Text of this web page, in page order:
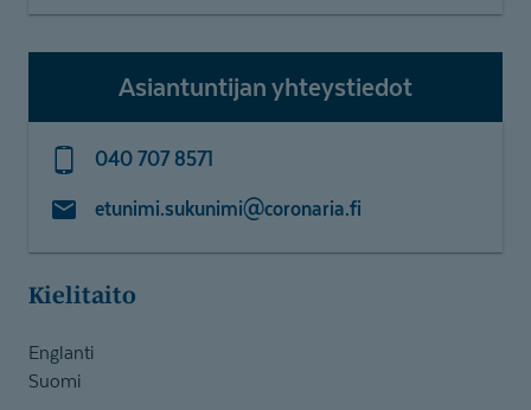
Asiantuntijan yhteystiedot
040 707 8571
etunimi.sukunimi@coronaria.fi
Kielitaito
Englanti
Suomi